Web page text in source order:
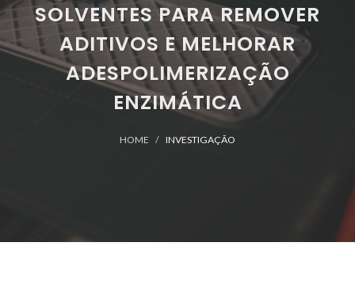
SOLVENTES PARA REMOVER
ADITIVOS E MELHORAR
ADESPOLIMERIZAÇÃO
ENZIMÁTICA
HOME INVESTIGAÇÃO